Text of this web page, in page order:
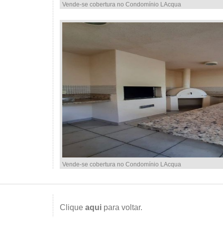
Vende-se cobertura no Condomínio LAcqua
Vende-se cobertura no Condomínio LAcqua
Clique aqui para voltar.